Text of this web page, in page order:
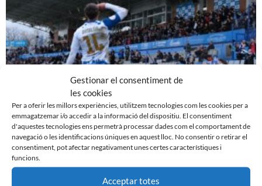
Gestionar el consentiment de
les cookies
Per a oferir les millors experiències, utilitzem tecnologies com les cookies per a
emmagatzemar i/o accedir a la informació del dispositiu. El consentiment
d'aquestes tecnologies ens permetrà processar dades com el comportament de
navegació o les identificacions úniques en aquest lloc. No consentir o retirar el
consentiment, pot afectar negativament unes certes característiques i
funcions.
Acceptar totes
EL SABADELL EMPATA DAVANT LA CULTURAL A LA
NOVA CREU ALTA
10 de març de 2024
Leer más »